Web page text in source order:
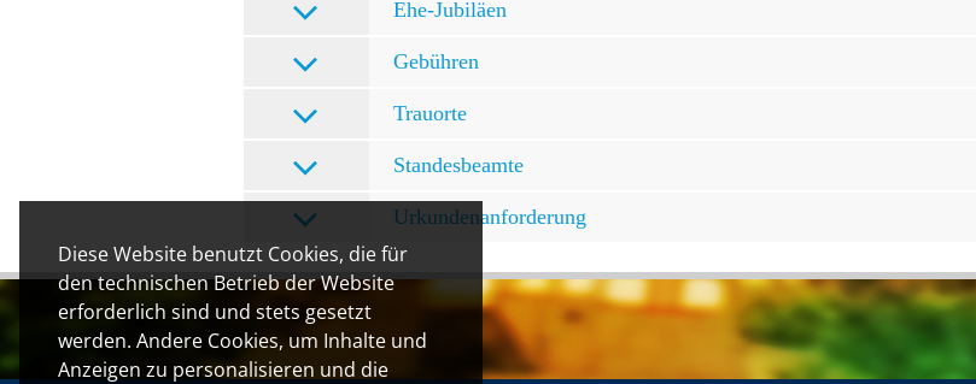
Diese Website benutzt Cookies, die für
den technischen Betrieb der Website
erforderlich sind und stets gesetzt
werden. Andere Cookies, um Inhalte und
Anzeigen zu personalisieren und die
Ehe-Jubiläen
Gebühren
Trauorte
Standesbeamte
Urkundenanforderung